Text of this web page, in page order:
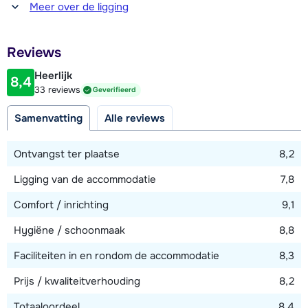
Afstand tot winkel(s)
400 meter
400 meter
Afstand tot piste
900 meter
250 meter
Bekijk kaart
Meer over de ligging
Reviews
8,4 Heerlijk
33 reviews Geverifieerd
Samenvatting Alle reviews
Ontvangst ter plaatse
8,2
Ligging van de accommodatie
7,8
Comfort / inrichting
9,1
Hygiëne / schoonmaak
8,8
Faciliteiten in en rondom de accommodatie
8,3
Prijs / kwaliteitverhouding
8,2